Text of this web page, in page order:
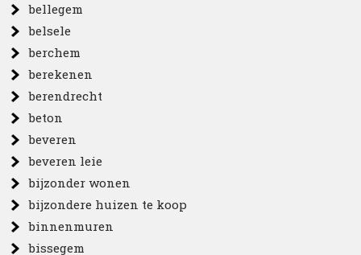
bellegem
belsele
berchem
berekenen
berendrecht
beton
beveren
beveren leie
bijzonder wonen
bijzondere huizen te koop
binnenmuren
bissegem